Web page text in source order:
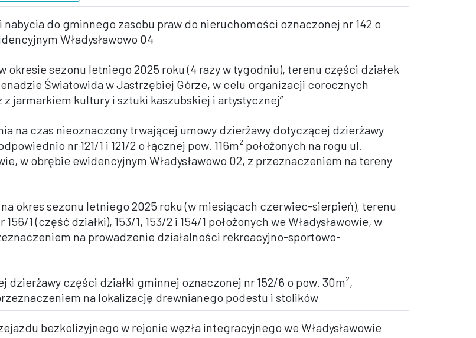
do gminnego zasobu praw do nieruchomości oznaczonej nr 142 o
Władysławowo 04
okresie sezonu letniego 2025 roku (4 razy w tygodniu), terenu części działek
Światowida w Jastrzębiej Górze, w celu organizacji corocznych
jarmarkiem kultury i sztuki kaszubskiej i artystycznej”
na czas nieoznaczony trwającej umowy dzierżawy dotyczącej dzierżawy
nr 121/1 i 121/2 o łącznej pow. 116m² położonych na rogu ul.
w obrębie ewidencyjnym Władysławowo 02, z przeznaczeniem na tereny
okres sezonu letniego 2025 roku (w miesiącach czerwiec-sierpień), terenu
1 (część działki), 153/1, 153/2 i 154/1 położonych we Władysławowie, w
na prowadzenie działalności rekreacyjno-sportowo-
dzierżawy części działki gminnej oznaczonej nr 152/6 o pow. 30m²,
na lokalizację drewnianego podestu i stolików
bezkolizyjnego w rejonie węzła integracyjnego we Władysławowie